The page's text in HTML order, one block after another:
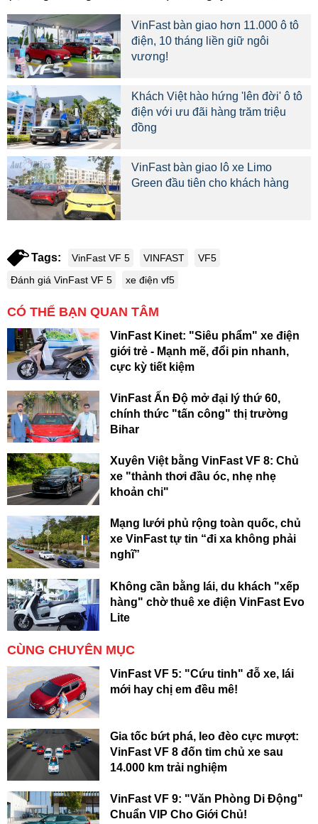
VinFast bàn giao hơn 11.000 ô tô
điện, 10 tháng liền giữ ngôi
vương!
Khách Việt hào hứng 'lên đời' ô tô
điện với ưu đãi hàng trăm triệu
đồng
VinFast bàn giao lô xe Limo
Green đầu tiên cho khách hàng
Tags: VinFast VF 5 VINFAST
VF5
Đánh giá VinFast VF 5
xe điện vf5
CÓ THỂ BẠN QUAN TÂM
VinFast Kinet: "Siêu phẩm" xe điện
giới trẻ - Mạnh mẽ, đổi pin nhanh,
cực kỳ tiết kiệm
VinFast Ấn Độ mở đại lý thứ 60,
chính thức "tấn công" thị trường
Bihar
Xuyên Việt bằng VinFast VF 8: Chủ
xe "thảnh thơi đầu óc, nhẹ nhẹ
khoản chi"
Mạng lưới phủ rộng toàn quốc, chủ
xe VinFast tự tin “đi xa không phải
nghĩ”
Không cần bằng lái, du khách "xếp
hàng" chờ thuê xe điện VinFast Evo
Lite
CÙNG CHUYÊN MỤC
VinFast VF 5: "Cứu tinh" đỗ xe, lái
mới hay chị em đều mê!
Gia tốc bứt phá, leo đèo cực mượt:
VinFast VF 8 đốn tim chủ xe sau
14.000 km trải nghiệm
VinFast VF 9: "Văn Phòng Di Động"
Chuẩn VIP Cho Giới Chủ!